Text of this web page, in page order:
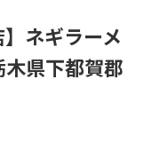
】ネギラーメ
県下都賀郡